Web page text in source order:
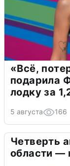
«Всё,
подарила
лодку за
5 августа 166
Четверть
области —